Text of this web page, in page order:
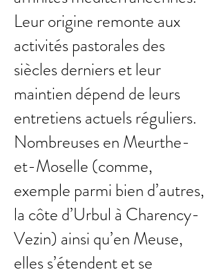
Leur origine remonte aux
activités pastorales des
siècles derniers et leur
maintien dépend de leurs
entretiens actuels réguliers.
Nombreuses en Meurthe-
et-Moselle (comme,
exemple parmi bien d’autres,
la côte d’Urbul à Charency-
Vezin) ainsi qu’en Meuse,
elles s’étendent et se